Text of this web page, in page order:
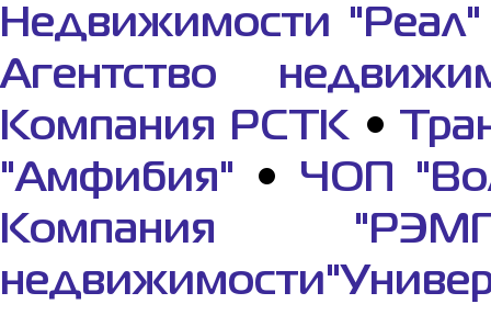
Недвижимости "Реал"
Агентство
Компания РСТК •
"Амфибия" • ЧОП
Компания